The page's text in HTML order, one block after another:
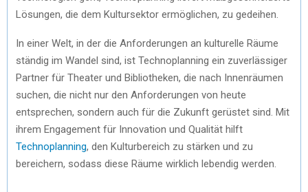
Lösungen, die dem Kultursektor ermöglichen, zu gedeihen.
In einer Welt, in der die Anforderungen an kulturelle Räume
ständig im Wandel sind, ist Technoplanning ein zuverlässiger
Partner für Theater und Bibliotheken, die nach Innenräumen
suchen, die nicht nur den Anforderungen von heute
entsprechen, sondern auch für die Zukunft gerüstet sind. Mit
ihrem Engagement für Innovation und Qualität hilft
Technoplanning, den Kulturbereich zu stärken und zu
bereichern, sodass diese Räume wirklich lebendig werden.